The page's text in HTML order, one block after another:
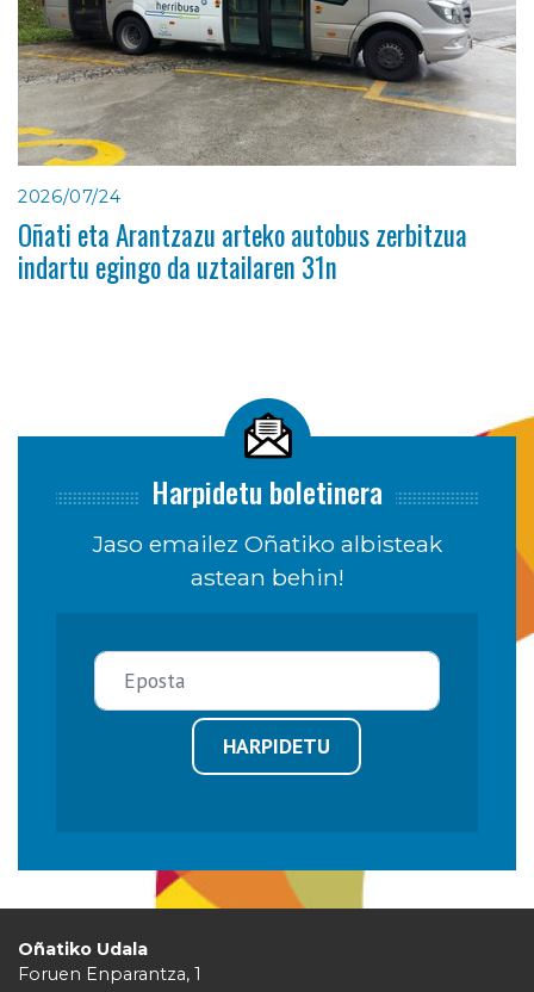
2026/07/24
Oñati eta Arantzazu arteko autobus zerbitzua
indartu egingo da uztailaren 31n
Harpidetu boletinera
Jaso emailez Oñatiko albisteak
astean behin!
HARPIDETU
Oñatiko Udala
Foruen Enparantza, 1